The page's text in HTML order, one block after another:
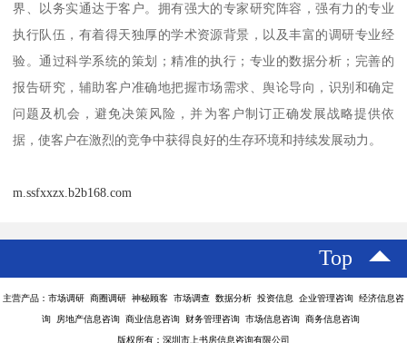
界、以务实通达于客户。拥有强大的专家研究阵容，强有力的专业
执行队伍，有着得天独厚的学术资源背景，以及丰富的调研专业经
验。通过科学系统的策划；精准的执行；专业的数据分析；完善的
报告研究，辅助客户准确地把握市场需求、舆论导向，识别和确定
问题及机会，避免决策风险，并为客户制订正确发展战略提供依
m.ssfxxzx.b2b168.com
Top
主营产品：市场调研 商圈调研 神秘顾客 市场调查 数据分析 投资信息 企业管理咨询 经济信息咨
询 房地产信息咨询 商业信息咨询 财务管理咨询 市场信息咨询 商务信息咨询
版权所有：深圳市上书房信息咨询有限公司